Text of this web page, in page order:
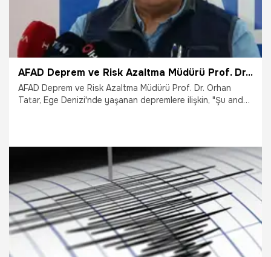
AFAD Deprem ve Risk Azaltma Müdürü Prof. Dr. Tatar: Riskin tümüyle kalktığını söylemek için erken
AFAD Deprem ve Risk Azaltma Müdürü Prof. Dr. Orhan
Tatar, Ege Denizi'nde yaşanan depremlere ilişkin, "Şu anda
27.02.2025 Gündem